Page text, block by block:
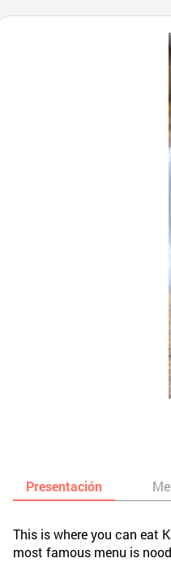
Presentación
This is where you can eat
most famous menu is